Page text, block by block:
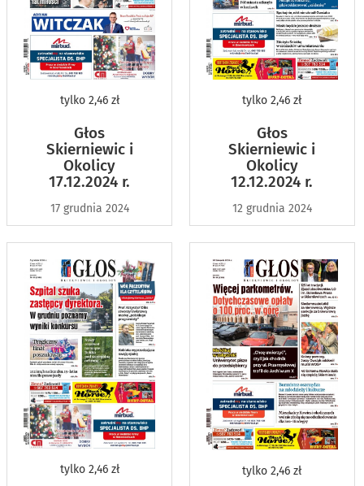
tylko2,46 zł
Głos
Skierniewic i
Okolicy
17.12.2024 r.
17 grudnia 2024
tylko 2,46 zł
Głos
Skierniewic i
Okolicy
12.12.2024 r.
12 grudnia 2024
tylko2,46 zł tylko 2,46 zł